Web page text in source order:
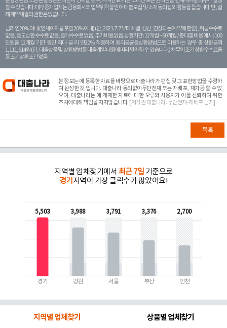
할 수 있습니다. 대부중개업체는 금융회사의 업무위탁을 받아 대출모집 및 소개 등의 섭외 활동을 돕습니다. 단, 실
제 계약체결의 권한은 없습니다.
금리 연20% 이내 (연체이자율 포함 20% 이내) (단, 2021. 7. 7부터 체결, 갱신, 연장되는 계 약에 한함), 취급수수료
없음, 중도상환 수수료 없음, 중개수수료 없음, 추가비용 없음. 상환기간 : 12개월 ~ 60개월 / 총 대출 비용 예시 : 100
만원을 12개월 기간 동안 최대 금 리 연20% 적용하여 원리금균등상환방법으로 이용하는 경우 총 상환금액
1,111,614원 (단, 대출상품 및 상환방법 등 대출계약 내용에 따라 달라질 수 있습니다.) 채무의 조기 상환수수료율
등 조기상환조건 없음.
본 정보는에 등록한 자료를 바탕으로 대출나라가 편집 및 그 표현방법을 수정하
여 완성한 것 입니다. 대출나라 동의없이무단전재 또는 재배포, 재가공 할 수 없
으며, 대출나라는 에 게재한 자료에 대한 오류와 사용자가 이를 신뢰하여 취한
조치에대해 책임을 지지않습니다. [저작권 대출나라. 무단전재-재배포 금지]
목록
지역별 업체찾기에서 최근 7일 기준으로
경기 지역이 가장 클릭수가 많았어요!
5,503
경기
3,988
강원
3,791
서울
3,376
부산
2,700
인천
지역별 업체찾기 상품별 업체찾기